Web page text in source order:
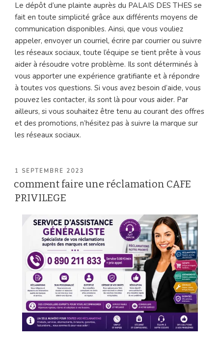
Le dépôt d’une plainte auprès du PALAIS DES THES se
fait en toute simplicité grâce aux différents moyens de
communication disponibles. Ainsi, que vous vouliez
appeler, envoyer un courriel, écrire par courrier ou suivre
les réseaux sociaux, toute l’équipe se tient prête à vous
aider à résoudre votre problème. Ils sont déterminés à
vous apporter une expérience gratifiante et à répondre
à toutes vos questions. Si vous avez besoin d’aide, vous
pouvez les contacter, ils sont là pour vous aider. Par
ailleurs, si vous souhaitez être tenu au courant des offres
et des promotions, n’hésitez pas à suivre la marque sur
les réseaux sociaux.
PUBLIÉ
1 SEPTEMBRE 2023
comment faire une réclamation CAFE
PRIVILEGE